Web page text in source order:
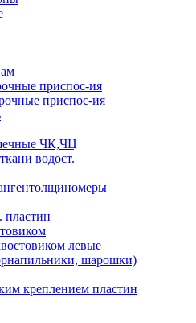
приспос-ия
приспос-ия
ЧК,ЧЦ
водост.
пластин
левые
шарошки)
креплением пластин